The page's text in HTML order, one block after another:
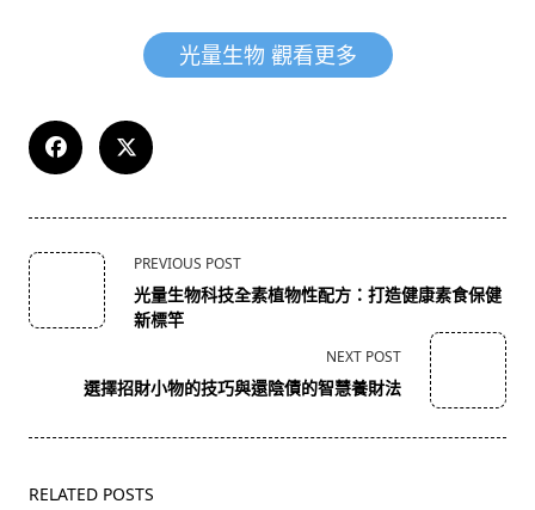
光量生物 觀看更多
<span
class="nav-
subtitle
reader-
text">Page</span>
PREVIOUS POST
光量生物科技全素植物性配方：打造健康素食保健
新標竿
NEXT POST
選擇招財小物的技巧與還陰債的智慧養財法
RELATED POSTS